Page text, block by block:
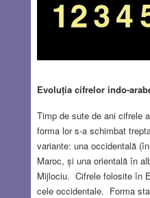
Evoluția cifrelor indo-
Timp de sute de ani cifrele
forma lor s-a schimbat
variante: una occidentală
Maroc, și una orientală în
Mijlociu. Cifrele folosite în
cele occidentale. Forma